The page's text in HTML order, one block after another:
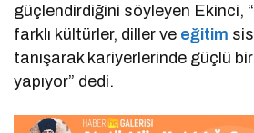
güçlendirdiğini söyleyen Ekinci,
farklı kültürler, diller ve eğitim
tanışarak kariyerlerinde güçlü
yapıyor” dedi.